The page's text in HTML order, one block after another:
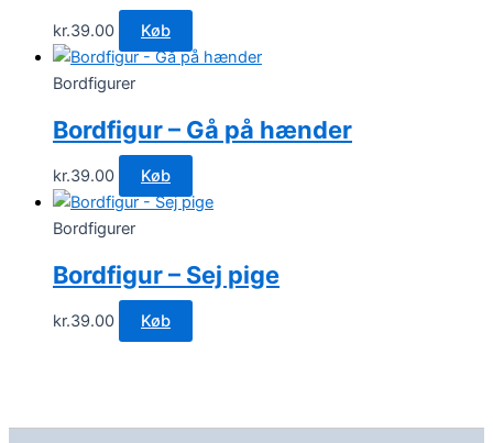
kr.39.00 Køb
Bordfigurer
Bordfigur – Gå på hænder
kr.39.00 Køb
Bordfigurer
Bordfigur – Sej pige
kr.39.00 Køb